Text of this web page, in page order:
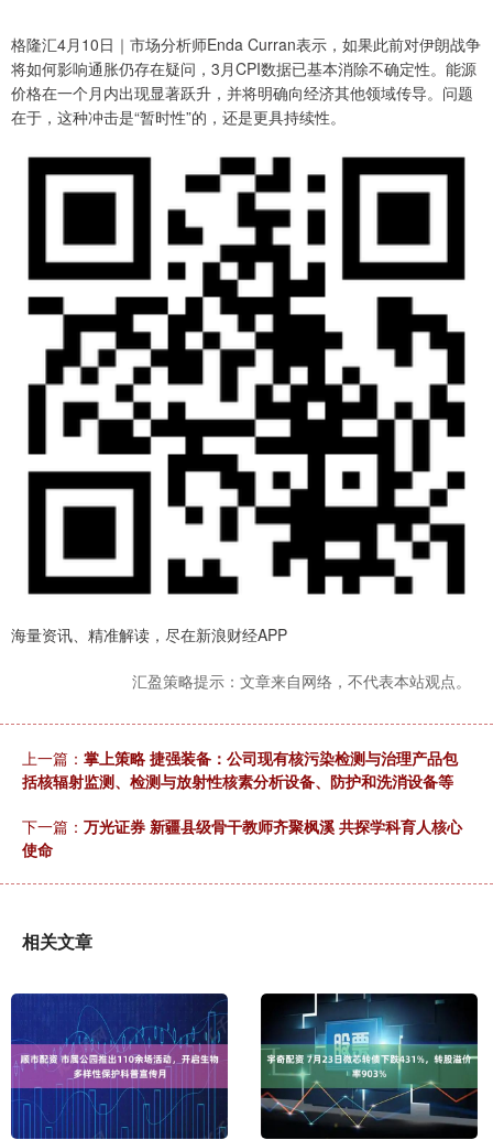
格隆汇4月10日｜市场分析师Enda Curran表示，如果此前对伊朗战争
将如何影响通胀仍存在疑问，3月CPI数据已基本消除不确定性。能源
价格在一个月内出现显著跃升，并将明确向经济其他领域传导。问题
在于，这种冲击是“暂时性”的，还是更具持续性。
海量资讯、精准解读，尽在新浪财经APP
汇盈策略提示：文章来自网络，不代表本站观点。
上一篇： 掌上策略 捷强装备：公司现有核污染检测与治理产品包
括核辐射监测、检测与放射性核素分析设备、防护和洗消设备等
下一篇： 万光证券 新疆县级骨干教师齐聚枫溪 共探学科育人核心
使命
相关文章